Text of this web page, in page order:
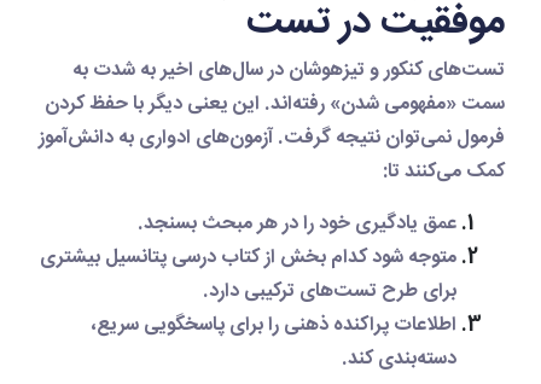
موفقیت در تست
تست‌های کنکور و تیزهوشان در سال‌های اخیر به شدت به
سمت «مفهومی شدن» رفته‌اند. این یعنی دیگر با حفظ کردن
فرمول نمی‌توان نتیجه گرفت. آزمون‌های ادواری به دانش‌آموز
کمک می‌کنند تا:
عمق یادگیریخود را در هر مبحث بسنجد.
متوجه شود کدام بخش از کتاب درسی پتانسیل بیشتری
برای طرحتست‌های ترکیبیدارد.
اطلاعات پراکنده ذهنی را برای پاسخگویی سریع،
دسته‌بندیکند.